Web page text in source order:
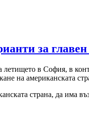
за
летището в София, в
на американската
страна, да има